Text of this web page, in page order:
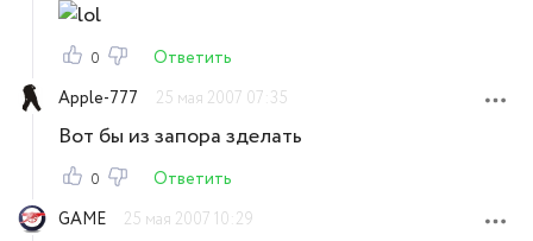
0
Ответить
Apple-777
25 мая 2007 07:35
Вот бы из запора зделать
0
Ответить
GAME
25 мая 2007 10:29